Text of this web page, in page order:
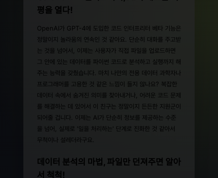
평을 열다!
OpenAI가 GPT-4에 도입한 코드 인터프리터 베타 기능은
정말이지 놀라움의 연속인 것 같아요. 단순히 대화를 주고받
는 것을 넘어서, 이제는 사용자가 직접 파일을 업로드하면
그 안에 있는 데이터를 파이썬 코드로 분석하고 실행까지 해
주는 능력을 갖췄습니다. 마치 나만의 전용 데이터 과학자나
프로그래머를 고용한 것 같은 느낌이 들지 않나요? 복잡한
데이터 속에서 숨겨진 의미를 찾아내거나, 어려운 코드 문제
를 해결하는 데 있어서 이 친구는 정말이지 든든한 지원군이
되어줄 겁니다. 이제는 AI가 단순히 정보를 제공하는 수준
을 넘어, 실제로 '일을 처리하는' 단계로 진화한 것 같아서
무척이나 설레더라구요.
데이터 분석의 마법, 파일만 던져주면 알아
서 척척!